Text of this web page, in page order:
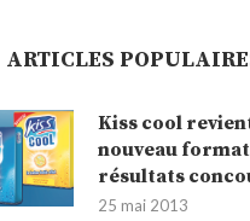
ARTICLES
Kiss cool
nouveau
résultats
25 mai 2013